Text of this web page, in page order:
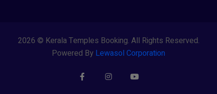
2026 © Kerala Temples Booking. All Rights Reserved.
Powered By Lewasol Corporation